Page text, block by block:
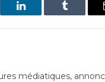
LinkedIn Tumblr
médiatiques,